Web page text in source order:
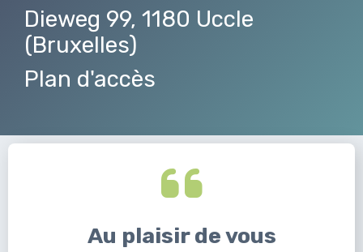
Dieweg 99, 1180 Uccle
(Bruxelles)
Plan d'accès
Au plaisir de vous